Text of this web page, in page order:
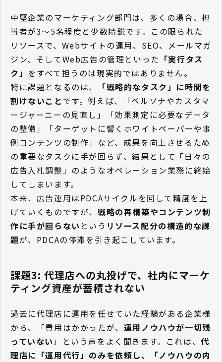
中堅企業のマーケティング部門は、多くの場合、担
当者が3〜5名程度と少数精鋭です。この限られた
リソースで、Webサイトの運用、SEO、メールマガ
ジン、そしてWeb広告の管理といった 「実行タス
ク」 をすべて担うのは現実的ではありません。
特に課題となるのは、
「戦略的なタスク」に時間を
割けないこと です。例えば、「ペルソナやカスタマ
ージャーニーの見直し」「効果測定に必要なデータ
の整備」「ターゲットに響くホワイトペーパーや事
例コンテンツの制作」など、成果を向上させるため
の重要なタスクに手が回らず、結果として「日々の
広告入札調整」のようなオペレーション業務に終始
してしまいます。
本来、広告運用はPDCAサイクルを回して精度を上
げていくものですが、 戦略の再構築やコンテンツ制
作に手が回らない という リソース配分の構造的な課
題が、PDCAの停滞を引き起こしています。
課題3: 代理店への丸投げで、社内にマーケ
ティング資産が蓄積されない
過去に代理店に運用を任せていた経験がある企業様
から、「費用はかかったが、 運用ノウハウが一切残
っていない」という声をよく聞きます。これは、代
理店に「運用代行」のみを依頼し、「ノウハウの内